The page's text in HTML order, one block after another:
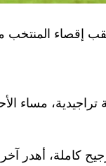
مساء
المباراة، بعد 9 ركلات